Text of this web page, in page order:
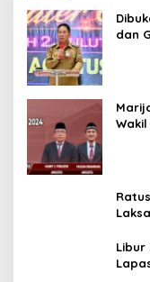
dan
Libur